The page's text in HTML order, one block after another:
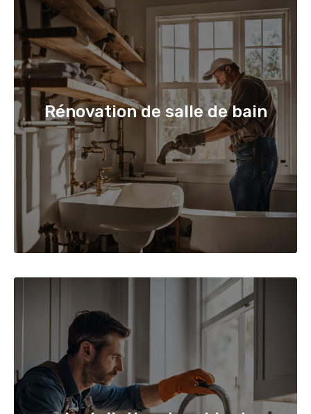
Rénovation de salle de bain